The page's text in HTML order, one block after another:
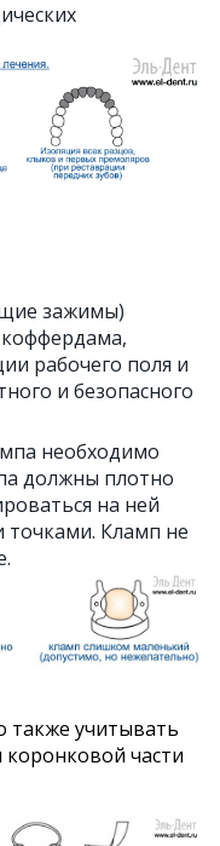
зажимы)
рабочего поля и
и безопасного
необходимо
должны плотно
на ней
Кламп не
также учитывать
части